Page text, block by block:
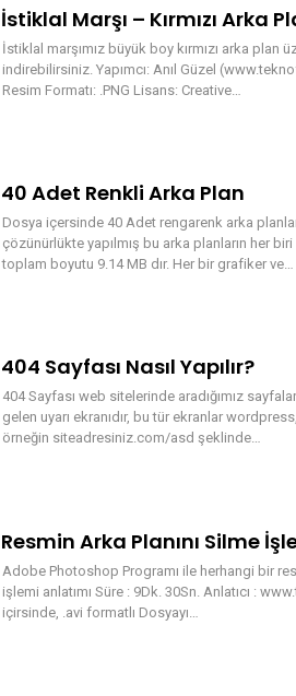
İstiklal Marşı – Kırmızı Arka
İstiklal marşımız büyük boy kırmızı arka
indirebilirsiniz. Yapımcı: Anıl Güzel
Resim Formatı: .PNG Lisans: Creative…
40 Adet Renkli Arka Plan
Dosya içersinde 40 Adet rengarenk arka
çözünürlükte yapılmış bu arka planların her
toplam boyutu 9.14 MB dır. Her bir grafiker ve…
404 Sayfası Nasıl Yapılır?
404 Sayfası web sitelerinde aradığımız
gelen uyarı ekranıdır, bu tür ekranlar
örneğin siteadresiniz.com/asd şeklinde…
Resmin Arka Planını Silme
Adobe Photoshop Programı ile herhangi bir
işlemi anlatımı Süre : 9Dk. 30Sn. Anlatıcı :
içirsinde, .avi formatlı Dosyayı…